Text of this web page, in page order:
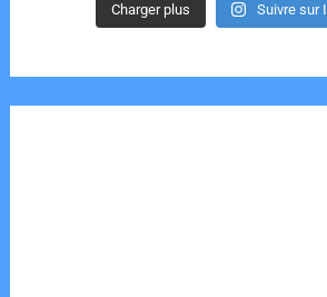
Charger plus Suivre sur